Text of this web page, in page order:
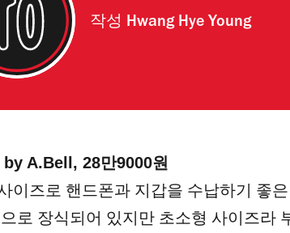
작성 Hwang Hye Young
A.Bell, 28만9000원
즈로 핸드폰과 지갑을 수납하기 좋은
로 장식되어 있지만 초소형 사이즈라